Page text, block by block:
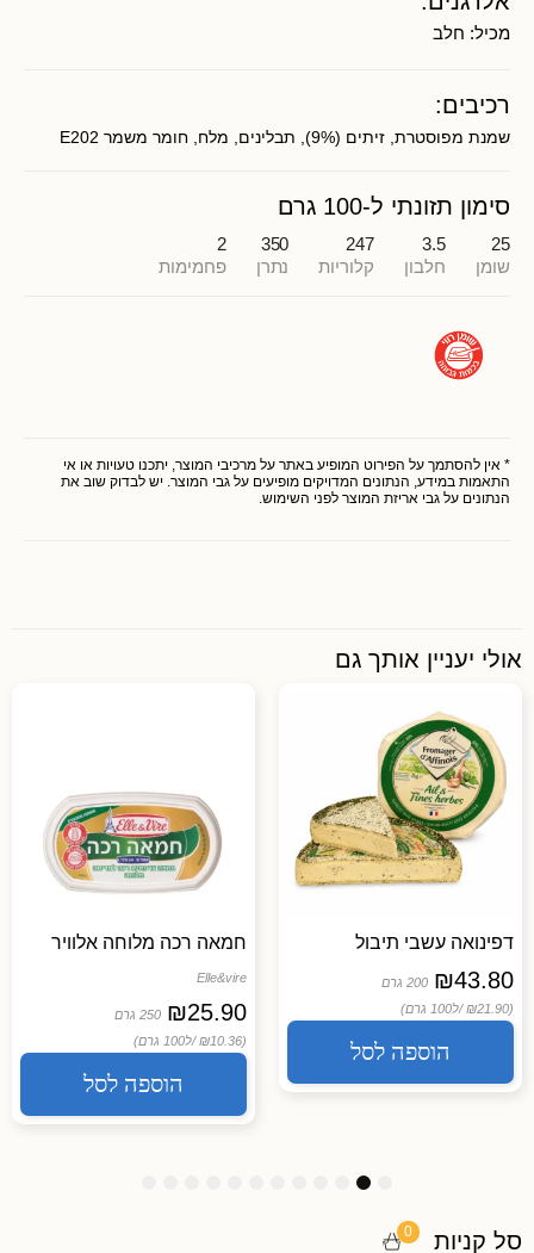
מכיל: חלב
רכיבים:
שמנת מפוסטרת, זיתים (9%), תבלינים, מלח, חומר משמר E202
סימון תזונתי ל-100 גרם
25
שומן
3.5
חלבון
247
קלוריות
350
נתרן
2
פחמימות
* אין להסתמך על הפירוט המופיע באתר על מרכיבי המוצר, יתכנו טעויות או אי
התאמות במידע, הנתונים המדויקים מופיעים על גבי המוצר. יש לבדוק שוב את
הנתונים על גבי אריזת המוצר לפני השימוש.
אולי יעניין אותך גם
דפינואה עשבי תיבול
₪43.80
200 גרם
(₪21.90 /
ל100 גרם)
הוספה לסל
חמאה רכה מלוחה אלוויר
Elle&vire
₪25.90
250 גרם
(₪10.36 /
ל100 גרם)
הוספה לסל
סל קניות 0